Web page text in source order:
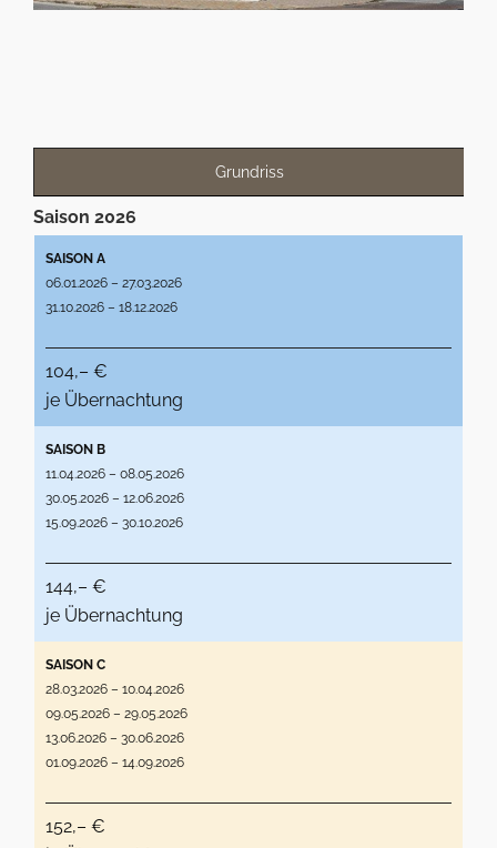
Grundriss
Saison 2026
SAISON A
06.01.2026 – 27.03.2026
31.10.2026 – 18.12.2026
104,– €
je Übernachtung
SAISON B
11.04.2026 – 08.05.2026
30.05.2026 – 12.06.2026
15.09.2026 – 30.10.2026
144,– €
je Übernachtung
SAISON C
28.03.2026 – 10.04.2026
09.05.2026 – 29.05.2026
13.06.2026 – 30.06.2026
01.09.2026 – 14.09.2026
152,– €